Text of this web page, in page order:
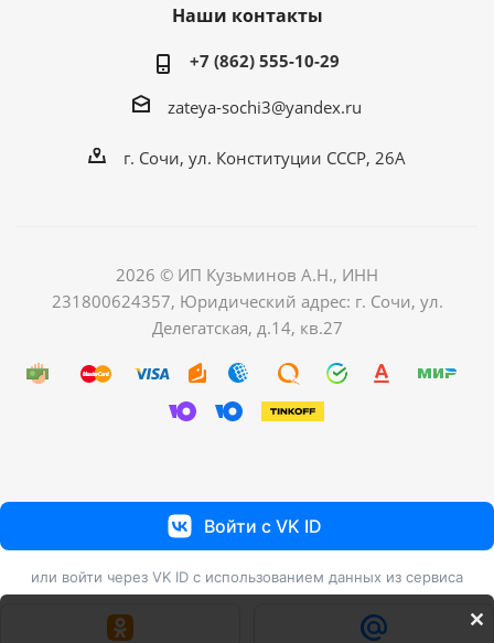
Наши контакты
+7 (862) 555-10-29
zateya-sochi3@yandex.ru
г. Сочи, ул. Конституции СССР, 26А
2026 © ИП Кузьминов А.Н., ИНН
231800624357, Юридический адрес: г. Сочи, ул.
Делегатская, д.14, кв.27
Войти с VK ID
или войти через VK ID с использованием данных из сервиса